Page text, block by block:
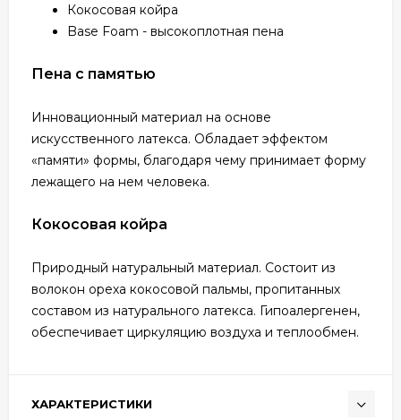
Кокосовая койра
Base Foam - высокоплотная пена
Пена с памятью
Инновационный материал на основе
искусственного латекса. Обладает эффектом
«памяти» формы, благодаря чему принимает форму
лежащего на нем человека.
Кокосовая койра
Природный натуральный материал. Состоит из
волокон ореха кокосовой пальмы, пропитанных
составом из натурального латекса. Гипоалергенен,
обеспечивает циркуляцию воздуха и теплообмен.
ХАРАКТЕРИСТИКИ